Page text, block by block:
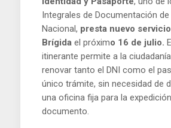
Integrales de Documentación
Nacional, presta nuevo
Brígidael próximo 16 de julio.
itinerante permite a la
renovar tanto el DNI como el
único trámite, sin necesidad de
una oficina fija para la
documento.